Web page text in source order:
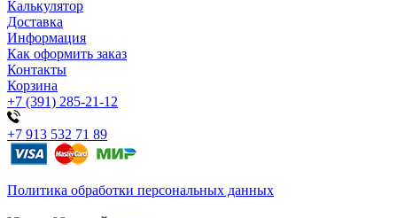
Калькулятор
Доставка
Информация
Как оформить заказ
Контакты
Корзина
+7 (391) 285-21-12
+7 913 532 71 89
Политика обработки персональных данных